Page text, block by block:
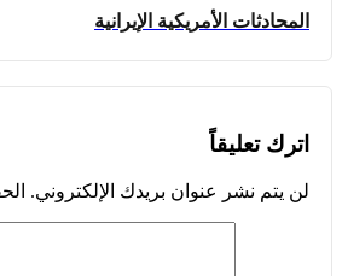
المحادثات الأمريكية الإيرانية
اترك تعليقاً
لن يتم نشر عنوان بريدك الإلكتروني.